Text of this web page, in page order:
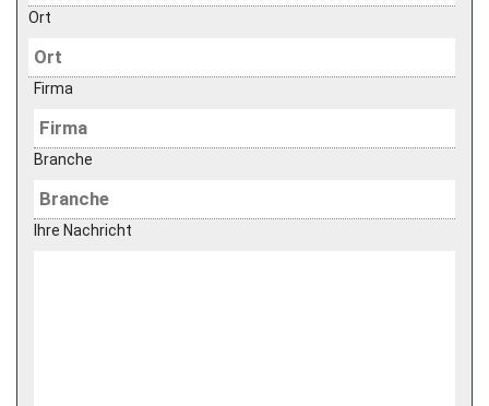
Ort
Firma
Branche
Ihre Nachricht